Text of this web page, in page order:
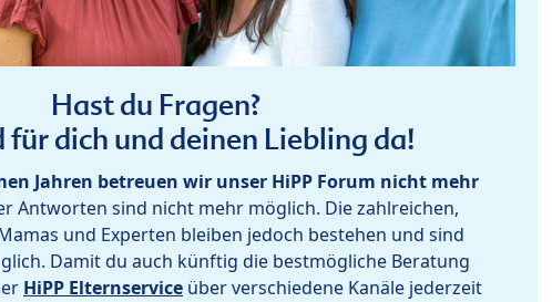
Hast du Fragen?
dich und deinen Liebling da!
Jahren betreuen wir unser HiPP Forum nicht mehr
Antworten sind nicht mehr möglich. Die zahlreichen,
und Experten bleiben jedoch bestehen und sind
Damit du auch künftig die bestmögliche Beratung
HiPP Elternservice über verschiedene Kanäle jederzeit